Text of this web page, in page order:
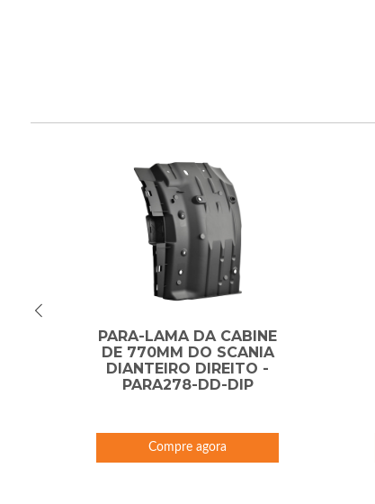
PARA-LAMA DA CABINE
DE 770MM DO SCANIA
DIANTEIRO DIREITO -
PARA278-DD-DIP
Compre agora